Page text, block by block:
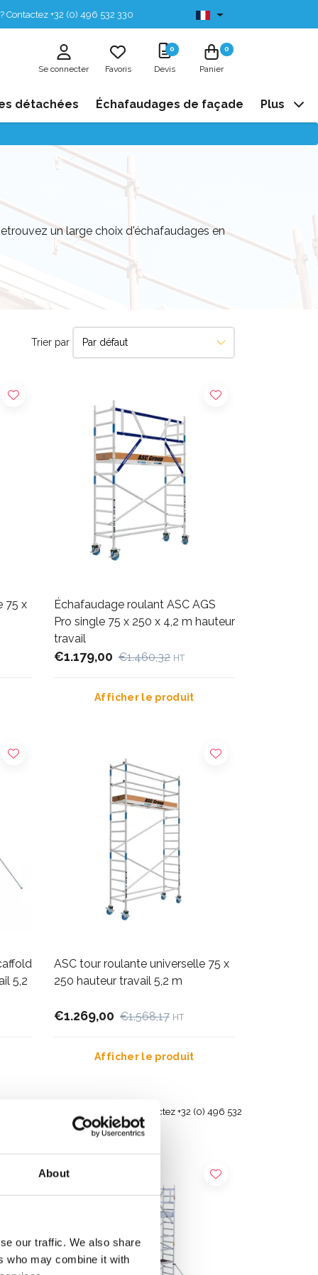
About
our traffic. We also share
who may combine it with
Contactez +32 (0) 496 532 330 Disponibles de stock
Se connecter Favoris
0
Devis
0
Panier
détachées Échafaudages de façade Plus
un large choix d'échafaudages en
Trier par
75 x
Échafaudage roulant ASC AGS
Pro single 75 x 250 x 4,2 m hauteur
travail
€1.179,00 €1.460,32 HT
Afficher le produit
5,2
ASC tour roulante universelle 75 x
250 hauteur travail 5,2 m
€1.269,00 €1.568,17 HT
Afficher le produit
Besoin d'aide? Contactez +32 (0) 496 532
330